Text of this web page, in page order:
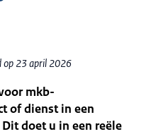
op 23 april 2026
mkb-
of dienst in een
doet u in een reële